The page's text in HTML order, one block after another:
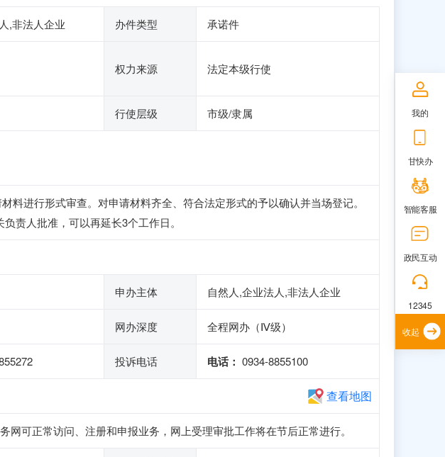
,非法人企业 办件类型 承诺件
权力来源 法定本级行使
行使层级 市级/隶属
料进行形式审查。对申请材料齐全、符合法定形式的予以确认并当场登记。
责人批准，可以再延长3个工作日。
申办主体 自然人,企业法人,非法人企业
网办深度 全程网办（Ⅳ级）
投诉电话 电话： 0934-8855100
查看地图
可正常访问、注册和申报业务，网上受理审批工作将在节后正常进行。
我的
甘快办
智能客服
政民互动
12345
收起